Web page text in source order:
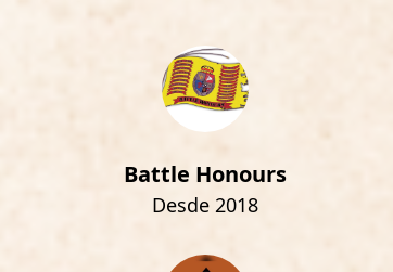
Battle Honours
Desde 2018